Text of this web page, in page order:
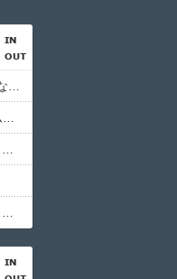
韓国人「昨日Jリーグで韓国人選手絶対やってはいけないプレーで退場となる」
韓国人「村上宗隆160kmの速球をシーズン26号ホームラン！」
韓国人「日本人女性逮捕！ソウルで夜中一人ゴルフクラブ振り回し暴れた理由」
韓国人「アナログの国日本で高級車を買うと葬儀屋さんみたいになります」